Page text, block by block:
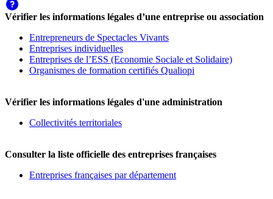
Vérifier les informations légales d’une entreprise ou association
Entrepreneurs de Spectacles Vivants
Entreprises individuelles
Entreprises de l’ESS (Economie Sociale et Solidaire)
Organismes de formation certifiés Qualiopi
Vérifier les informations légales d'une administration
Collectivités territoriales
Consulter la liste officielle des entreprises françaises
Entreprises françaises par département